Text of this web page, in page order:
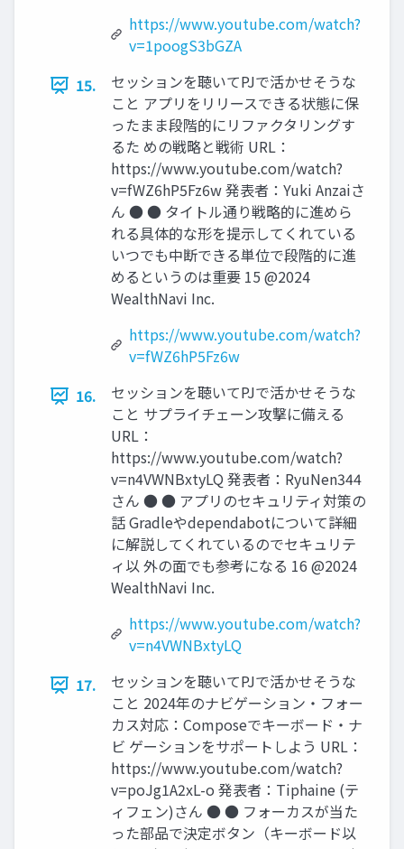
https://www.youtube.com/watch?
v=1poogS3bGZA
15.
セッションを聴いてPJで活かせそうな
こと アプリをリリースできる状態に保
ったまま段階的にリファクタリングす
るた めの戦略と戦術 URL：
https://www.youtube.com/watch?
v=fWZ6hP5Fz6w 発表者：Yuki Anzaiさ
ん ● ● タイトル通り戦略的に進めら
れる具体的な形を提⽰してくれている
いつでも中断できる単位で段階的に進
めるというのは重要 15 @2024
WealthNavi Inc.
https://www.youtube.com/watch?
v=fWZ6hP5Fz6w
16.
セッションを聴いてPJで活かせそうな
こと サプライチェーン攻撃に備える
URL：
https://www.youtube.com/watch?
v=n4VWNBxtyLQ 発表者：RyuNen344
さん ● ● アプリのセキュリティ対策の
話 Gradleやdependabotについて詳細
に解説してくれているのでセキュリテ
ィ以 外の⾯でも参考になる 16 @2024
WealthNavi Inc.
https://www.youtube.com/watch?
v=n4VWNBxtyLQ
17.
セッションを聴いてPJで活かせそうな
こと 2024年のナビゲーション‧フォー
カス対応：Composeでキーボード‧ナ
ビ ゲーションをサポートしよう URL：
https://www.youtube.com/watch?
v=poJg1A2xL-o 発表者：Tiphaine (テ
ィフェン)さん ● ● フォーカスが当た
った部品で決定ボタン（キーボード以